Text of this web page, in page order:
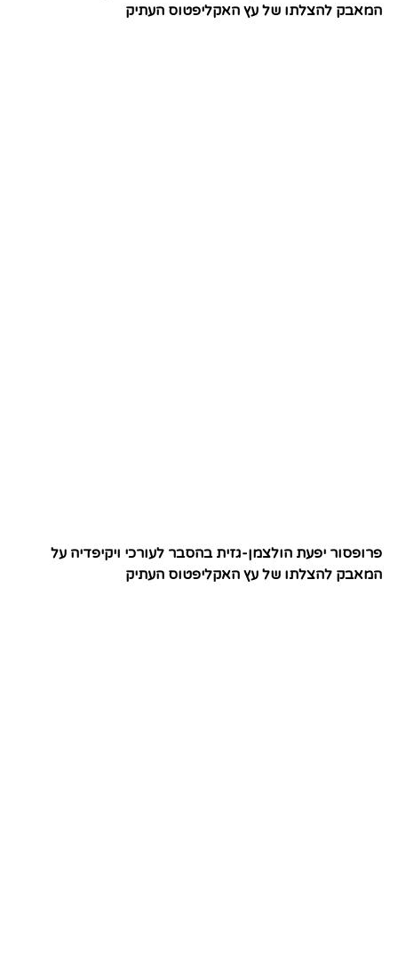
המאבק להצלתו של עץ האקליפטוס העתיק
פרופסור יפעת הולצמן-גזית בהסבר לעורכי ויקיפדיה על
המאבק להצלתו של עץ האקליפטוס העתיק